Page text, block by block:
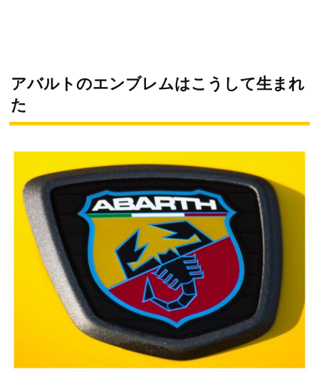
アバルトのエンブレムはこうして生まれ
た